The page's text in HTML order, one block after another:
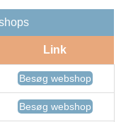
Link
Besøg webshop
Besøg webshop